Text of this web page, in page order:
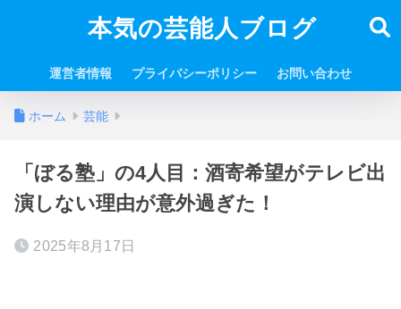
本気の芸能人ブログ
運営者情報 プライバシーポリシー お問い合わせ
ホーム 芸能
「ぼる塾」の4人目：酒寄希望がテレビ出
演しない理由が意外過ぎた！
2025年8月17日